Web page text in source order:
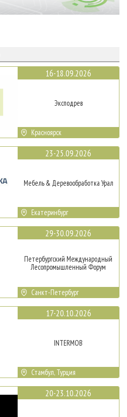
16-18.09.2026
Эксподрев
Красноярск
23-25.09.2026
Мебель & Деревообработка Урал
Екатеринбург
29-30.09.2026
Петербургский Международный
Лесопромышленный Форум
Санкт-Петербург
17-20.10.2026
INTERMOB
Стамбул, Турция
20-23.10.2026